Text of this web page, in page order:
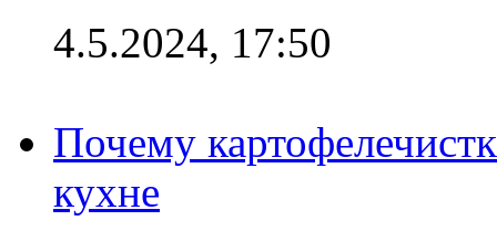
4.5.2024, 17:50
Почему
кухне